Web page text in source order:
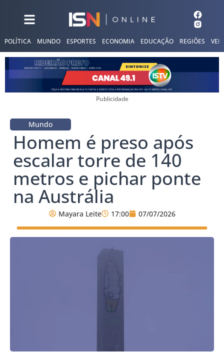
POLÍTICA MUNDO ESPORTES ECONOMIA EDUCAÇÃO REGIÕES
Publicidade
Mundo
Homem é preso após
escalar torre de 140
metros e pichar ponte
na Austrália
Mayara Leite 17:00 07/07/2026